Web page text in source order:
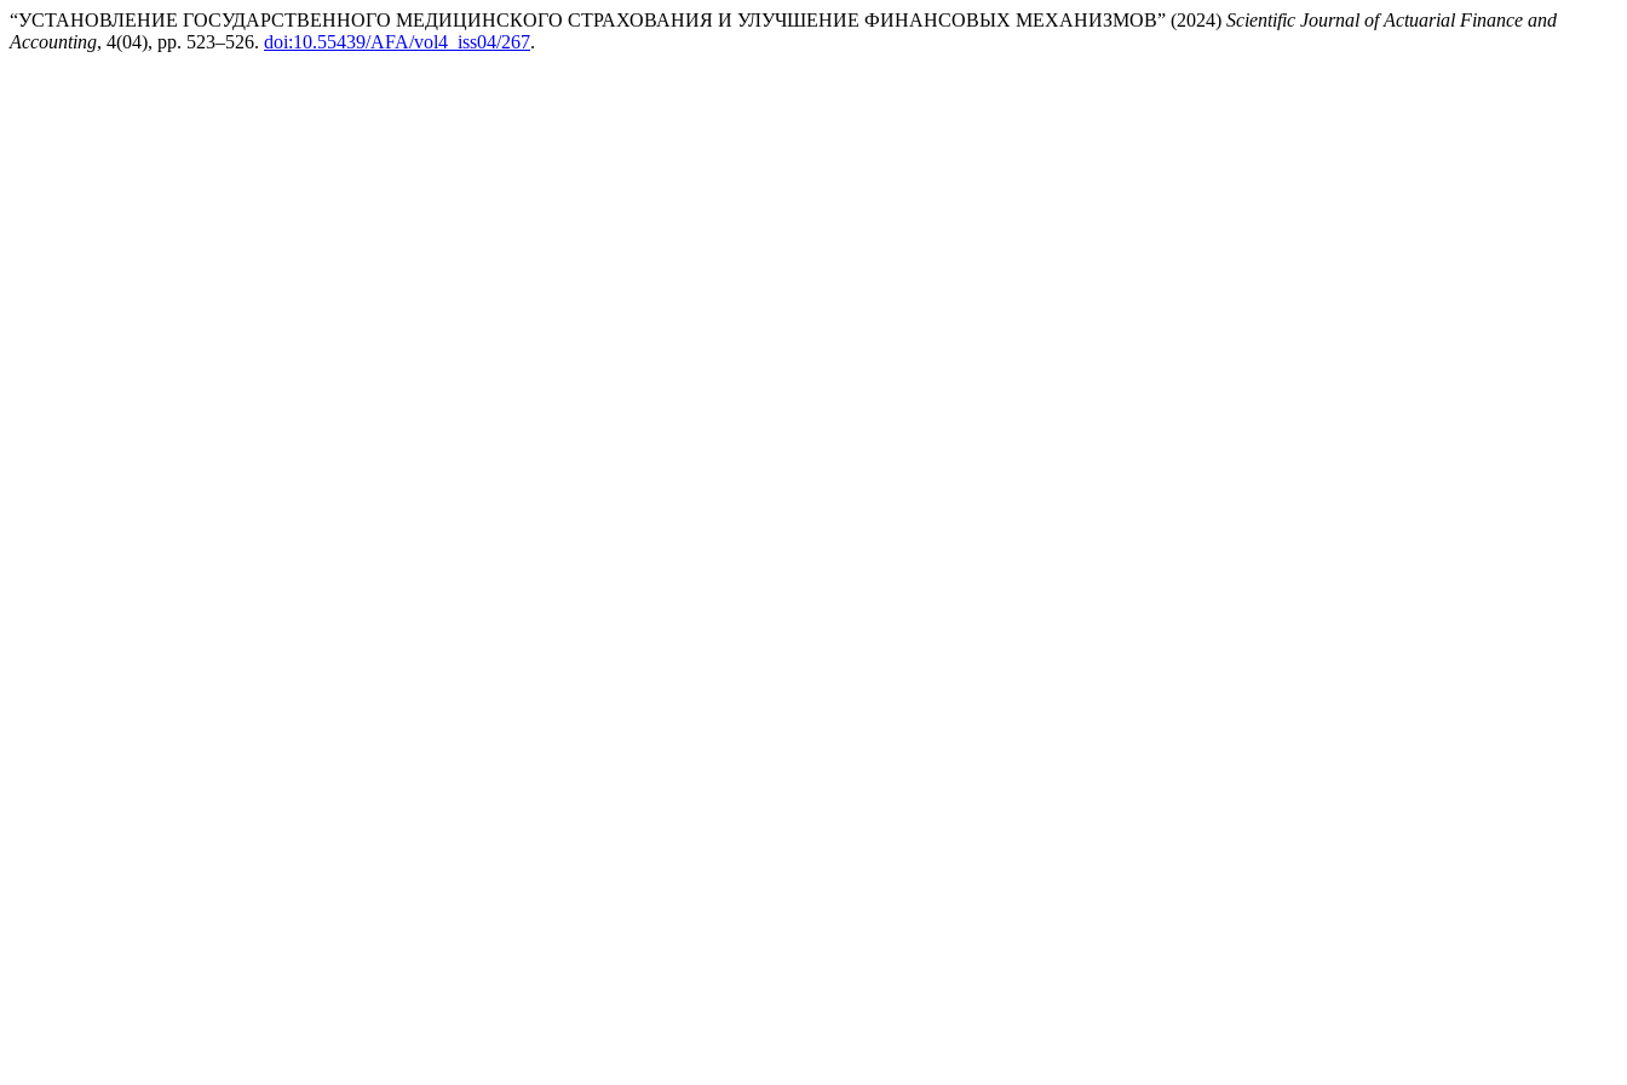
“УСТАНОВЛЕНИЕ ГОСУДАРСТВЕННОГО МЕДИЦИНСКОГО СТРАХОВАНИЯ И УЛУЧШЕНИЕ ФИНАНСОВЫХ МЕХАНИЗМОВ” (2024) Scientific Journal of Actuarial Finance and
Accounting, 4(04), pp. 523–526. doi:10.55439/AFA/vol4_iss04/267.